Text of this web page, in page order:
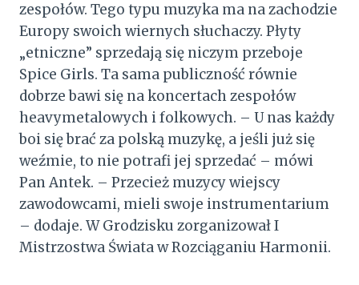
zespołów. Tego typu muzyka ma na zachodzie
Europy swoich wiernych słuchaczy. Płyty
„etniczne” sprzedają się niczym przeboje
Spice Girls. Ta sama publiczność równie
dobrze bawi się na koncertach zespołów
heavymetalowych i folkowych. – U nas każdy
boi się brać za polską muzykę, a jeśli już się
weźmie, to nie potrafi jej sprzedać – mówi
Pan Antek. – Przecież muzycy wiejscy
zawodowcami, mieli swoje instrumentarium
– dodaje. W Grodzisku zorganizował I
Mistrzostwa Świata w Rozciąganiu Harmonii.